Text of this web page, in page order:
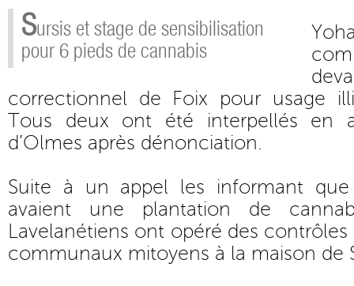
Sursis et stage de sensibilisation
pour 6 pieds de cannabis
correctionnel de Foix pour usage
Tous deux ont été interpellés en
d’Olmes après dénonciation.
Suite à un appel les informant
avaient une plantation de
Lavelanétiens ont opéré des
communaux mitoyens à la maison de